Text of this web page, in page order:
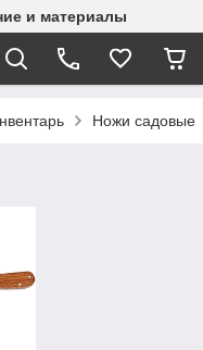
и материалы
Ножи садовые